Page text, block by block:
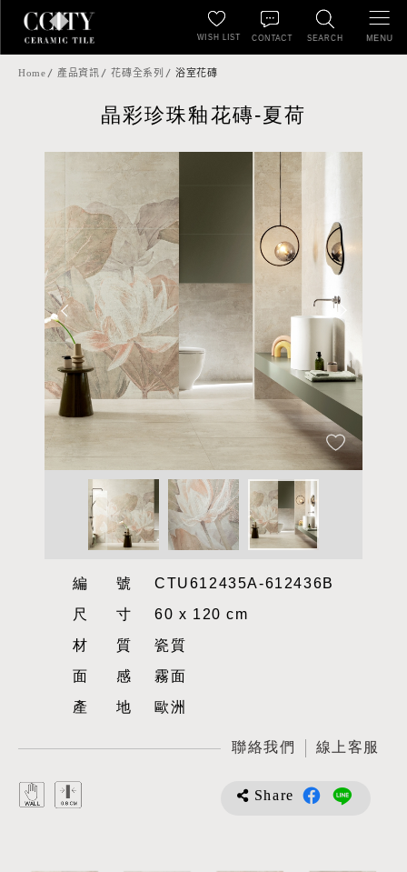
SEARCH
WISH LIST CONTACT MENU
Home 產品資訊 花磚全系列 浴室花磚
晶彩珍珠釉花磚-夏荷
編號CTU612435A-612436B
尺寸60 x 120 cm
材質瓷質
面感霧面
產地歐洲
聯絡我們 線上客服
Share